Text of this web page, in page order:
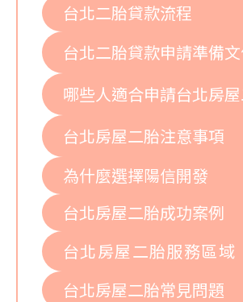
台北二胎貸款流程
台北二胎貸款申請準備
哪些人適合申請台北房屋
台北房屋二胎注意事項
為什麼選擇陽信開發
台北房屋二胎成功案例
台北房屋二胎服務區域
台北房屋二胎常見問題